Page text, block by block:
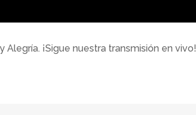
¡Sigue nuestra transmisión en vivo!